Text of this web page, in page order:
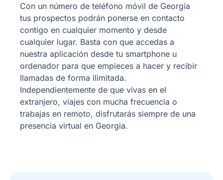
Con un número de teléfono móvil de Georgia
tus prospectos podrán ponerse en contacto
contigo en cualquier momento y desde
cualquier lugar. Basta con que accedas a
nuestra aplicación desde tu smartphone u
ordenador para que empieces a hacer y recibir
llamadas de forma ilimitada.
Independientemente de que vivas en el
extranjero, viajes con mucha frecuencia o
trabajas en remoto, disfrutarás siempre de una
presencia virtual en Georgia.